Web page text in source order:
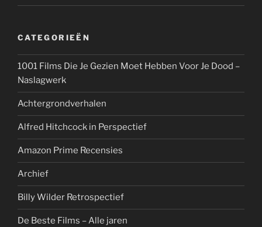
CATEGORIEËN
1001 Films Die Je Gezien Moet Hebben Voor Je Dood –
Naslagwerk
Achtergrondverhalen
Alfred Hitchcock in Perspectief
Amazon Prime Recensies
Archief
Billy Wilder Retrospectief
De Beste Films – Alle jaren